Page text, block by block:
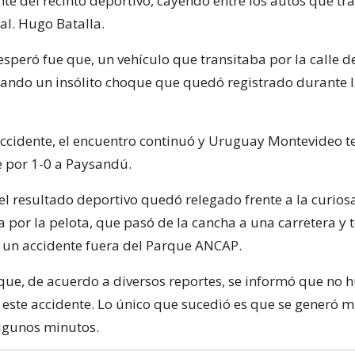
Hugo Batalla.
fue que, un vehículo que transitaba por la calle
un insólito choque que quedó registrado durante
el encuentro continuó y Uruguay Montevideo
1-0 a Paysandú.
resultado deportivo quedó relegado frente a la
por la pelota, que pasó de la cancha a una carretera y
accidente fuera del Parque ANCAP.
de acuerdo a diversos reportes, se informó que no
accidente. Lo único que sucedió es que se generó
minutos.